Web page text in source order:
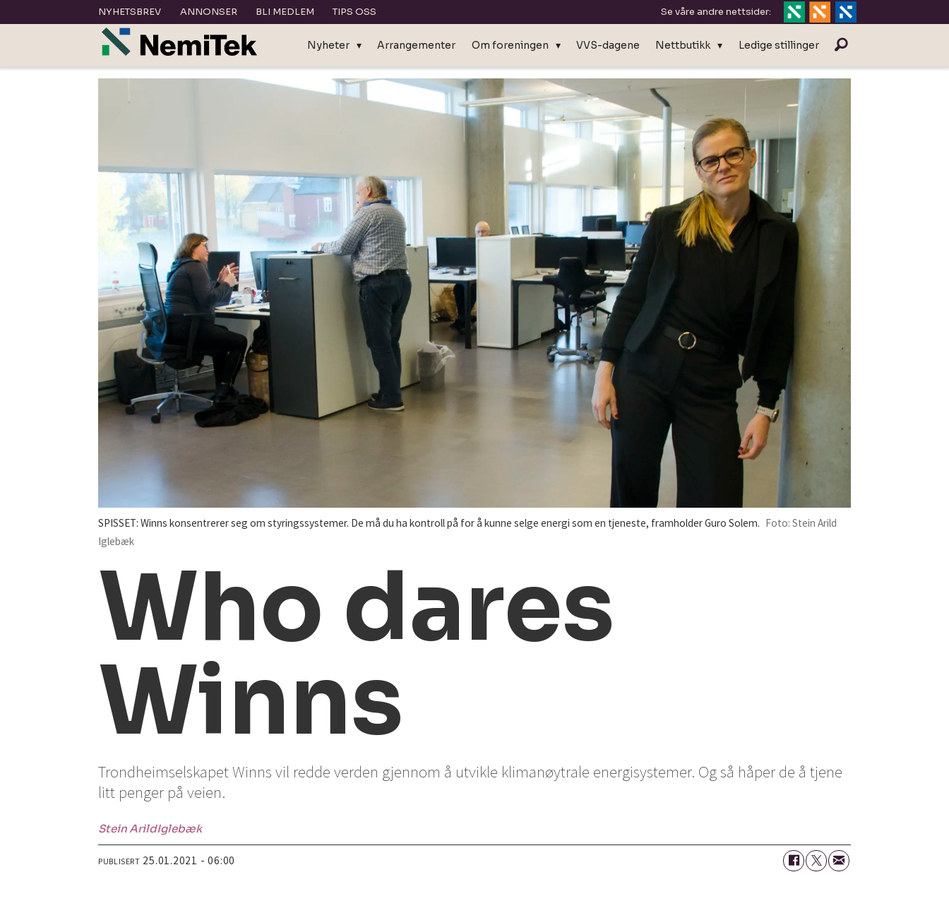
NYHETSBREV ANNONSER BLI MEDLEM TIPS OSS Se våre andre nettsider:
Nyheter Arrangementer Om foreningen VVS-dagene Nettbutikk Ledige stillinger
SPISSET: Winns konsentrerer seg om styringssystemer. De må du ha kontroll på for å kunne selge energi som en tjeneste, framholder Guro Solem. Foto: Stein Arild
Iglebæk
Who dares
Winns
Trondheimselskapet Winns vil redde verden gjennom å utvikle klimanøytrale energisystemer. Og så håper de å tjene
litt penger på veien.
Stein ArildIglebæk
PUBLISERT 25.01.2021 - 06:00